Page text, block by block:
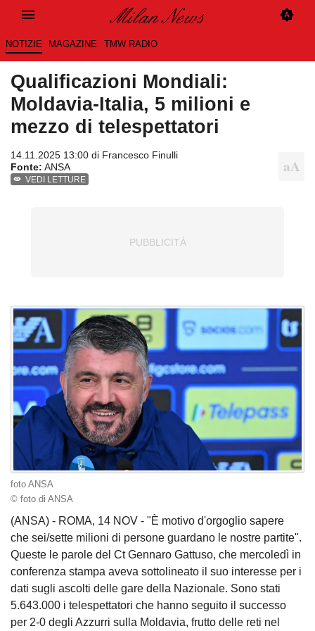
NOTIZIE MAGAZINE TMW RADIO
Qualificazioni Mondiali:
Moldavia-Italia, 5 milioni e
mezzo di telespettatori
14.11.2025 13:00 di Francesco Finulli
Fonte: ANSA
VEDI LETTURE
foto ANSA
© foto di ANSA
(ANSA) - ROMA, 14 NOV - "È motivo d'orgoglio sapere
che sei/sette milioni di persone guardano le nostre partite".
Queste le parole del Ct Gennaro Gattuso, che mercoledì in
conferenza stampa aveva sottolineato il suo interesse per i
dati sugli ascolti delle gare della Nazionale. Sono stati
5.643.000 i telespettatori che hanno seguito il successo
per 2-0 degli Azzurri sulla Moldavia, frutto delle reti nel